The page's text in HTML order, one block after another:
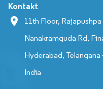
Kontakt
11th Floor,
Nanakramguda Rd,
Hyderabad, Telangana
India